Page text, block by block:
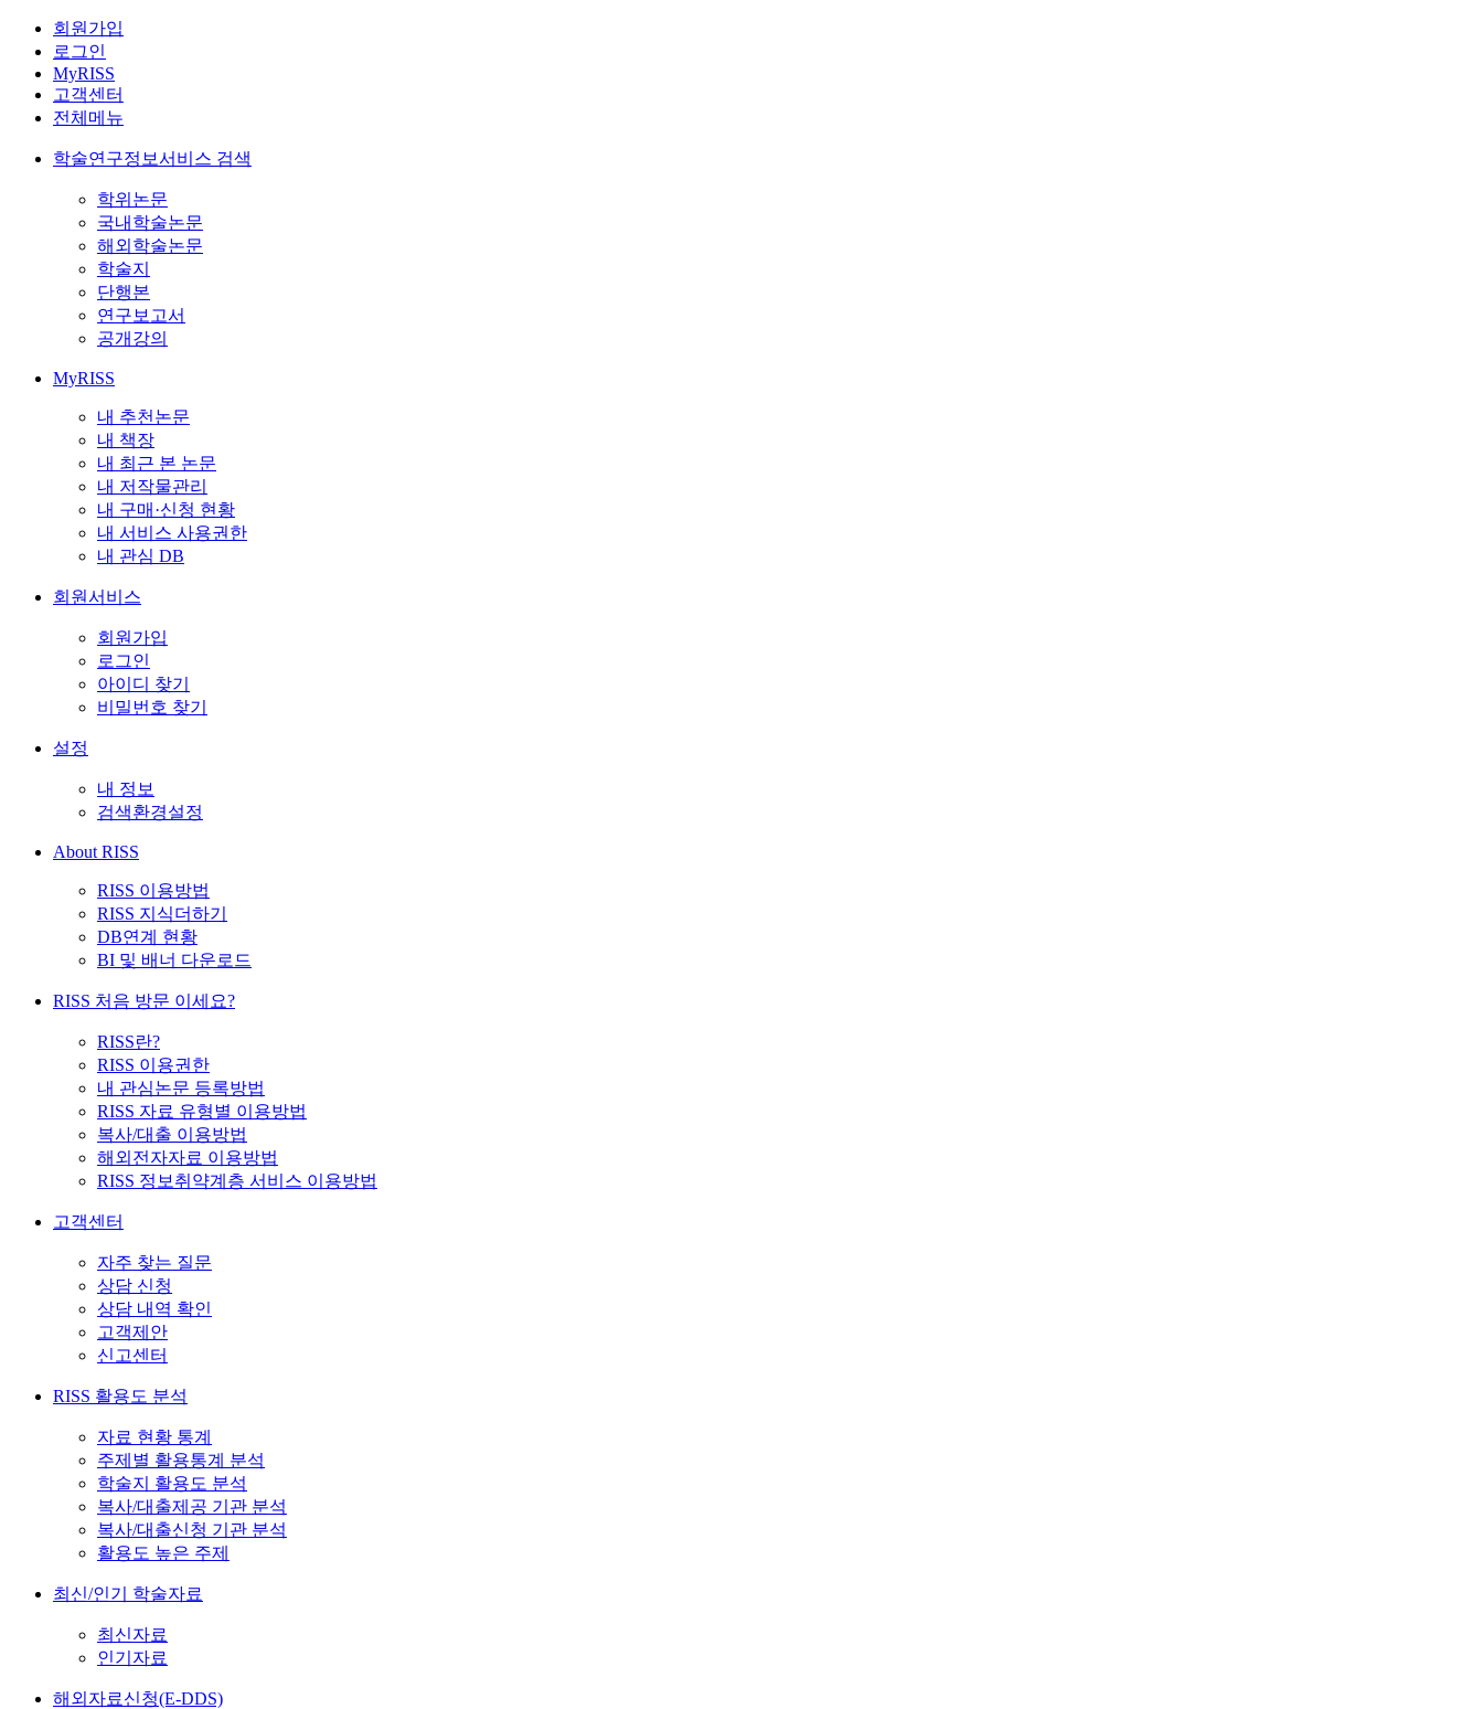
회원가입
로그인
MyRISS
고객센터
전체메뉴
학술연구정보서비스 검색
학위논문
국내학술논문
해외학술논문
학술지
단행본
연구보고서
공개강의
MyRISS
내 추천논문
내 책장
내 최근 본 논문
내 저작물관리
내 구매·신청 현황
내 서비스 사용권한
내 관심 DB
회원서비스
회원가입
로그인
아이디 찾기
비밀번호 찾기
설정
내 정보
검색환경설정
About RISS
RISS 이용방법
RISS 지식더하기
DB연계 현황
BI 및 배너 다운로드
RISS 처음 방문 이세요?
RISS란?
RISS 이용권한
내 관심논문 등록방법
RISS 자료 유형별 이용방법
복사/대출 이용방법
해외전자자료 이용방법
RISS 정보취약계층 서비스 이용방법
고객센터
자주 찾는 질문
상담 신청
상담 내역 확인
고객제안
신고센터
RISS 활용도 분석
자료 현황 통계
주제별 활용통계 분석
학술지 활용도 분석
복사/대출제공 기관 분석
복사/대출신청 기관 분석
활용도 높은 주제
최신/인기 학술자료
최신자료
인기자료
해외자료신청(E-DDS)